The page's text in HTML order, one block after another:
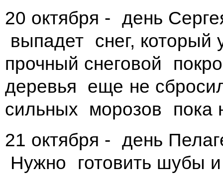
20 октября - день
выпадет снег, который
прочный снеговой
деревья еще не
сильных морозов пока
21 октября - день
Нужно готовить шубы